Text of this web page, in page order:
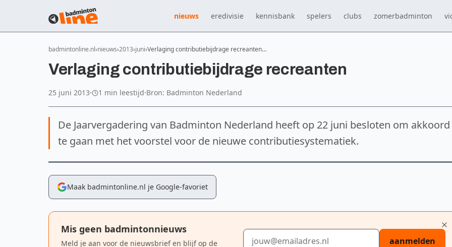
nieuws eredivisie kennisbank spelers clubs zomerbadminton
badmintonline.nl nieuws 2013 juni Verlaging contributiebijdrage recreanten…
Verlaging contributiebijdrage recreanten
25 juni 2013· 1 min leestijd·Bron: Badminton Nederland
De Jaarvergadering van Badminton Nederland heeft op 22 juni besloten om akkoord
te gaan met het voorstel voor de nieuwe contributiesystematiek.
Maak badmintonline.nl je Google-favoriet
Mis geen badmintonnieuws
Meld je aan voor de nieuwsbrief en blijf op de
E-mailadres
aanmelden